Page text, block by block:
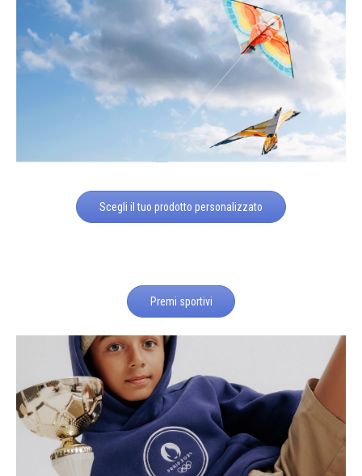
Scegli il tuo prodotto personalizzato
Premi sportivi